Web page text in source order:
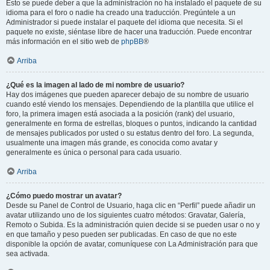
Esto se puede deber a que la administración no ha instalado el paquete de su
idioma para el foro o nadie ha creado una traducción. Pregúntele a un
Administrador si puede instalar el paquete del idioma que necesita. Si el
paquete no existe, siéntase libre de hacer una traducción. Puede encontrar
más información en el sitio web de phpBB®
Arriba
¿Qué es la imagen al lado de mi nombre de usuario?
Hay dos imágenes que pueden aparecer debajo de su nombre de usuario
cuando esté viendo los mensajes. Dependiendo de la plantilla que utilice el
foro, la primera imagen está asociada a la posición (rank) del usuario,
generalmente en forma de estrellas, bloques o puntos, indicando la cantidad
de mensajes publicados por usted o su estatus dentro del foro. La segunda,
usualmente una imagen más grande, es conocida como avatar y
generalmente es única o personal para cada usuario.
Arriba
¿Cómo puedo mostrar un avatar?
Desde su Panel de Control de Usuario, haga clic en “Perfil” puede añadir un
avatar utilizando uno de los siguientes cuatro métodos: Gravatar, Galería,
Remoto o Subida. Es la administración quien decide si se pueden usar o no y
en que tamaño y peso pueden ser publicadas. En caso de que no este
disponible la opción de avatar, comuníquese con La Administración para que
sea activada.